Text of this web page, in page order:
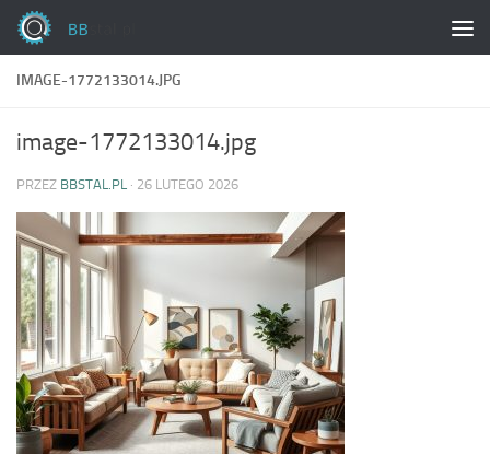
Skip to content
IMAGE-1772133014.JPG
image-1772133014.jpg
PRZEZ BBSTAL.PL · 26 LUTEGO 2026